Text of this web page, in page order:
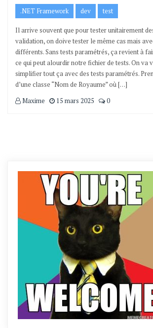
.NET Framework dev test
Il arrive souvent que pour tester unitairement
validation, on doive tester le même cas mais
différents. Sans tests paramétrés, ça revient à
ce qui peut alourdir notre fichier de tests. On va
simplifier tout ça avec des tests paramétrés.
d’une classe “Nom de Royaume” où […]
Maxime
15 mars 2025 0